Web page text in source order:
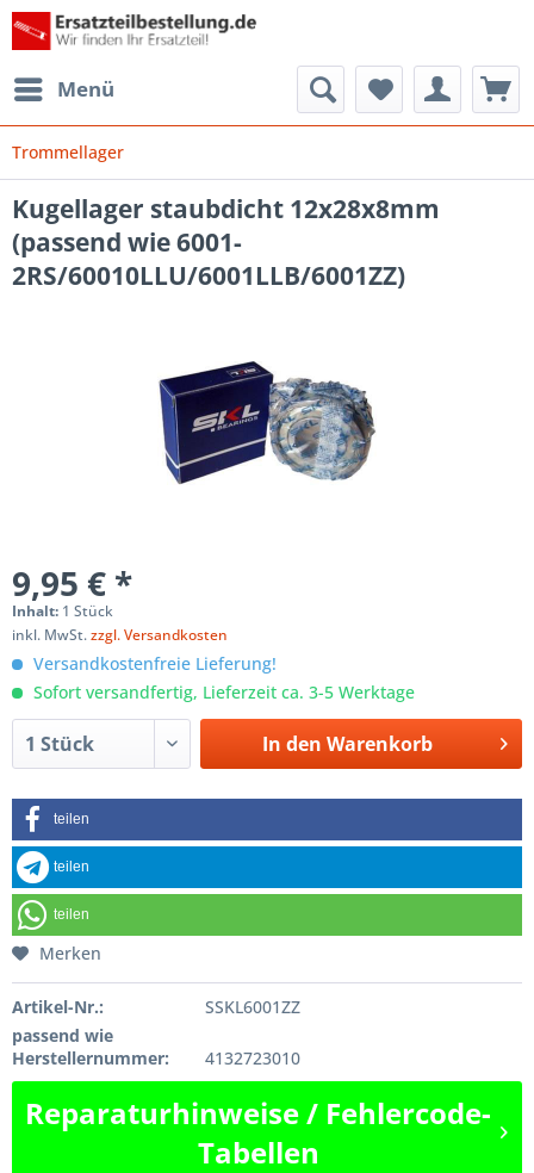
Menü
Trommellager
Kugellager staubdicht 12x28x8mm
(passend wie 6001-
2RS/60010LLU/6001LLB/6001ZZ)
9,95 € *
Inhalt: 1 Stück
inkl. MwSt.zzgl. Versandkosten
Versandkostenfreie Lieferung!
Sofort versandfertig, Lieferzeit ca. 3-5 Werktage
In den Warenkorb
teilen
teilen
teilen
Merken
Artikel-Nr.:
SSKL6001ZZ
passend wie
Herstellernummer:
4132723010
Reparaturhinweise / Fehlercode-
Tabellen